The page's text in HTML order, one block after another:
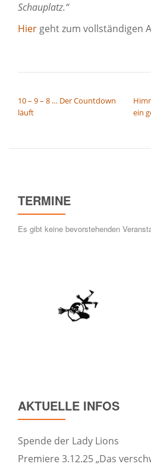
Schauplatz.“
Hier geht zum vollständigen
10 – 9 – 8 … Der Countdown
läuft
ein
TERMINE
Es gibt keine bevorstehenden
AKTUELLE INFOS
Spende der Lady Lions
Premiere 3.12.25 „Das